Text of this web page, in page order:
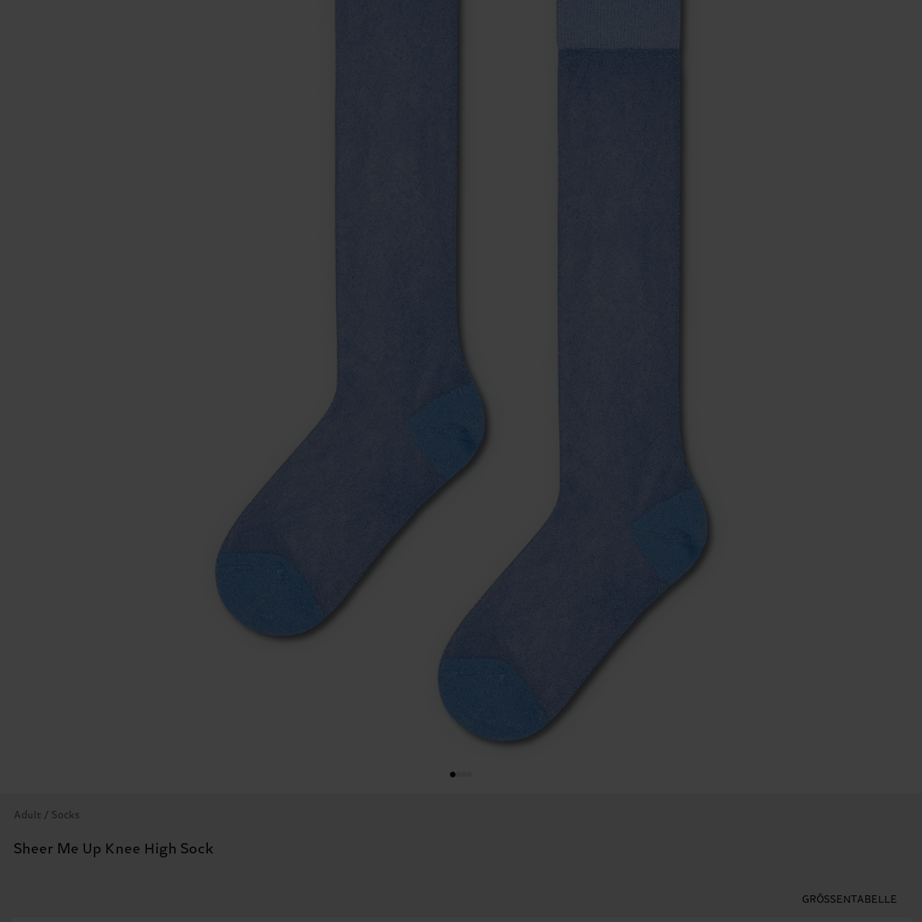
Adult / Socks
Sheer Me Up Knee High Sock
GRÖSSENTABELLE